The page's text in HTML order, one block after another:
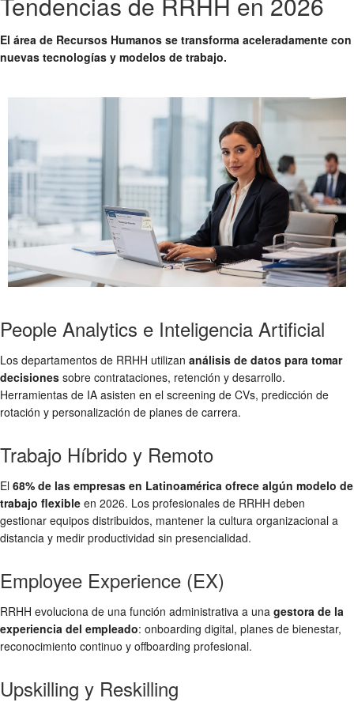
El área de Recursos Humanos se transforma aceleradamente con
nuevas tecnologías y modelos de trabajo.
People Analytics e Inteligencia Artificial
Los departamentos de RRHH utilizan análisis de datos para tomar
decisiones sobre contrataciones, retención y desarrollo.
Herramientas de IA asisten en el screening de CVs, predicción de
rotación y personalización de planes de carrera.
Trabajo Híbrido y Remoto
El 68% de las empresas en Latinoamérica ofrece algún modelo de
trabajo flexible en 2026. Los profesionales de RRHH deben
gestionar equipos distribuidos, mantener la cultura organizacional a
distancia y medir productividad sin presencialidad.
Employee Experience (EX)
RRHH evoluciona de una función administrativa a una gestora de la
experiencia del empleado: onboarding digital, planes de bienestar,
reconocimiento continuo y offboarding profesional.
Upskilling y Reskilling